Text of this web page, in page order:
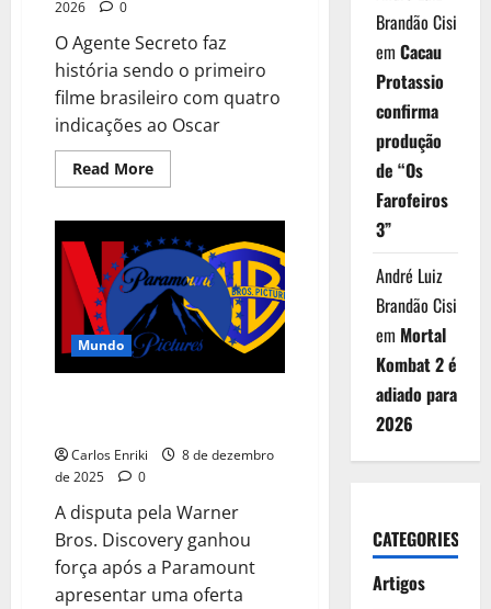
2026
0
O Agente Secreto faz
história sendo o primeiro
filme brasileiro com quatro
indicações ao Oscar
Read MoreRead
more
Secreto
história
com
quatro
indicações
ao
Oscar
Mundo
Carlos Enriki
8 de dezembro
de 2025
0
A disputa pela Warner
Bros. Discovery ganhou
força após a Paramount
apresentar uma oferta
Brandão Cisi
em Cacau
Protassio
confirma
produção
de “Os
Farofeiros
3”
André Luiz
Brandão Cisi
em Mortal
Kombat 2 é
adiado para
2026
CATEGORIES
Artigos